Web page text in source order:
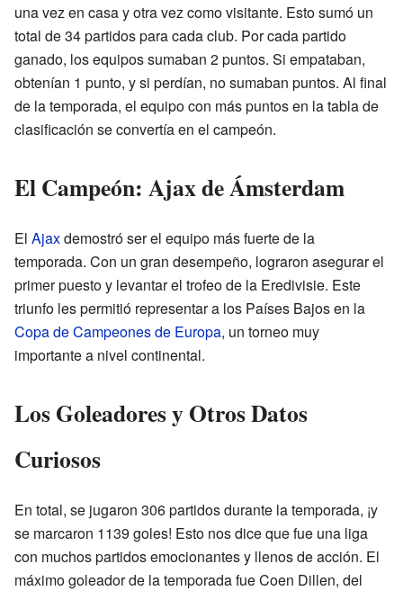
una vez en casa y otra vez como visitante. Esto sumó un
total de 34 partidos para cada club. Por cada partido
ganado, los equipos sumaban 2 puntos. Si empataban,
obtenían 1 punto, y si perdían, no sumaban puntos. Al final
de la temporada, el equipo con más puntos en la tabla de
clasificación se convertía en el campeón.
El Campeón: Ajax de Ámsterdam
El Ajaxdemostró ser el equipo más fuerte de la
temporada. Con un gran desempeño, lograron asegurar el
primer puesto y levantar el trofeo de la Eredivisie. Este
triunfo les permitió representar a los Países Bajos en la
Copa de Campeones de Europa, un torneo muy
importante a nivel continental.
Los Goleadores y Otros Datos
Curiosos
En total, se jugaron 306 partidos durante la temporada, ¡y
se marcaron 1139 goles! Esto nos dice que fue una liga
con muchos partidos emocionantes y llenos de acción. El
máximo goleador de la temporada fue Coen Dillen, del